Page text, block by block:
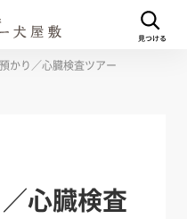
かり／心臓検査ツアー
心臓検査